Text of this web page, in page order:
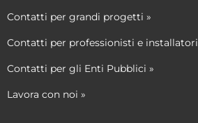
Contatti per grandi progetti »
Contatti per professionisti e installatori
Contatti per gli Enti Pubblici »
Lavora con noi »